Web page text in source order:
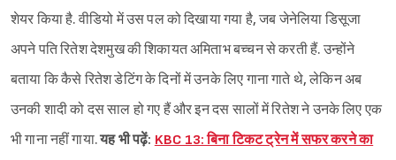
शेयर किया है. वीडियो में उस पल को दिखाया गया है, जब जेनेलिया डिसूजा
अपने पति रितेश देशमुख की शिकायत अमिताभ बच्चन से करती हैं. उन्होंने
बताया कि कैसे रितेश डेटिंग के दिनों में उनके लिए गाना गाते थे, लेकिन अब
उनकी शादी को दस साल हो गए हैं और इन दस सालों में रितेश ने उनके लिए एक
भी गाना नहीं गाया.यह भी पढ़ें: KBC 13: बिना टिकट ट्रेन में सफर करने का